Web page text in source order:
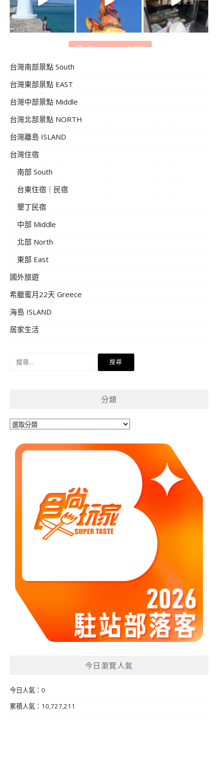
在 Instagram 上追蹤
台灣南部景點 South
台灣東部景點 EAST
台灣中部景點 Middle
台灣北部景點 NORTH
台灣離島 ISLAND
台灣住宿
南部 South
台東住宿｜民宿
墾丁民宿
中部 Middle
北部 North
東部 East
國外旅遊
希臘蜜月22天 Greece
海島 ISLAND
居家生活
分類
分
今日瀏覽人氣
今日人氣：0
累積人氣：10,727,211